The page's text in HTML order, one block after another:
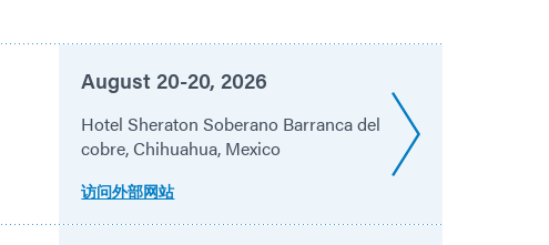
August 20-20, 2026
Hotel Sheraton Soberano Barranca del
cobre, Chihuahua, Mexico
访问外部网站